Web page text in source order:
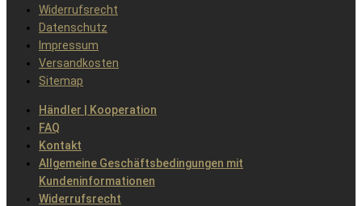
Widerrufsrecht
Datenschutz
Impressum
Versandkosten
Sitemap
Händler | Kooperation
FAQ
Kontakt
Allgemeine Geschäftsbedingungen mit
Kundeninformationen
Widerrufsrecht